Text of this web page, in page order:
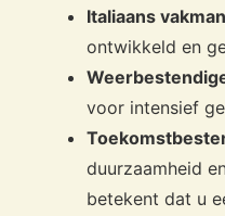
Italiaans
ontwikkeld en
voor intensief
duurzaamheid
betekent dat u